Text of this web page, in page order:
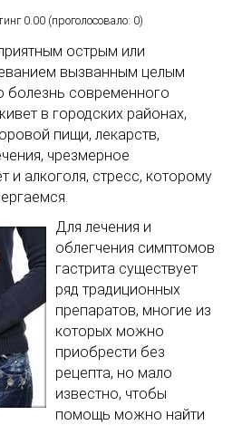
0.00 (проголосовало: 0)
острым или
вызванным целым
болезнь современного
в городских районах,
пищи, лекарств,
чрезмерное
и алкоголя, стресс, которому
Для лечения и
облегчения симптомов
гастрита существует
ряд традиционных
препаратов, многие из
которых можно
приобрести без
рецепта, но мало
известно, чтобы
помощь можно найти